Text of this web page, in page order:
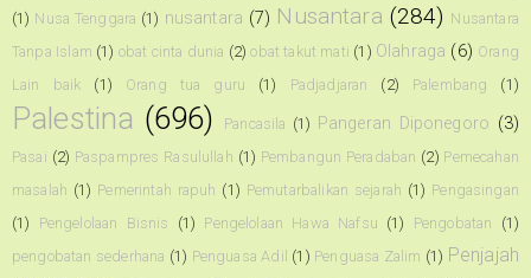
(1) Nusa Tenggara (1) nusantara (7) Nusantara (284) Nusantara
Tanpa Islam (1) obat cinta dunia (2) obat takut mati (1) Olahraga (6) Orang
Lain baik
(1) Orang tua guru (1) Padjadjaran (2) Palembang (1)
Palestina (696) Pancasila (1) Pangeran Diponegoro (3)
Pasai (2) Paspampres Rasulullah (1) Pembangun Peradaban (2) Pemecahan
masalah (1) Pemerintah rapuh (1) Pemutarbalikan sejarah (1) Pengasingan
(1)
Pengelolaan Bisnis (1) Pengelolaan Hawa Nafsu (1) Pengobatan
(1)
pengobatan sederhana (1) Penguasa Adil (1) Penguasa Zalim (1) Penjajah